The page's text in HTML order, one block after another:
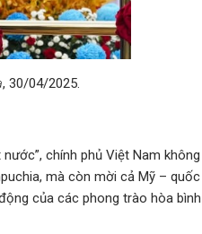
, 30/04/2025.
chính phủ Việt Nam không
mà còn mời cả Mỹ – quốc
của các phong trào hòa